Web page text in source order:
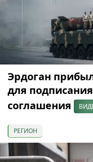
Эрдоган
для
соглашения
РЕГИОН